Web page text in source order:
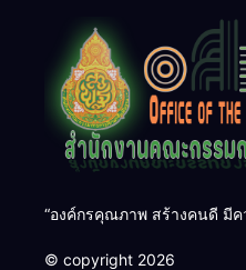
“องค์กรคุณภาพ สร้างคนดี มีค
© copyright 2026